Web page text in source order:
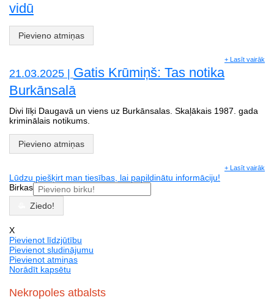
vidū
Pievieno atmiņas
+ Lasīt vairāk
21.03.2025 | Gatis Krūmiņš: Tas notika
Burkānsalā
Divi līķi Daugavā un viens uz Burkānsalas. Skaļākais 1987. gada
kriminālais notikums.
Pievieno atmiņas
+ Lasīt vairāk
Lūdzu piešķirt man tiesības, lai papildinātu informāciju!
Birkas
Ziedo!
X
Pievienot līdzjūtību
Pievienot sludinājumu
Pievienot atmiņas
Norādīt kapsētu
Nekropoles atbalsts